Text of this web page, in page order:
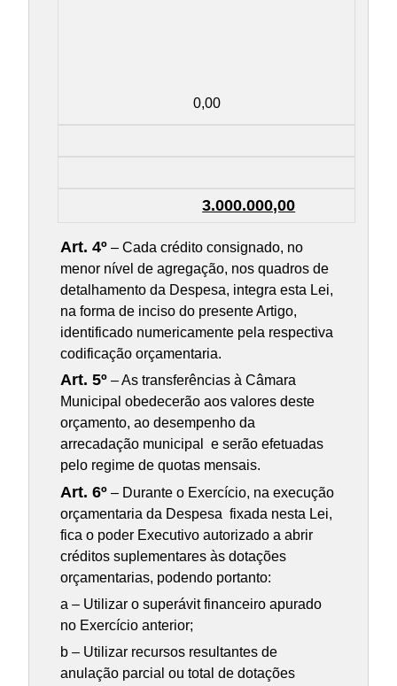
0,00
3.000.000,00
Art. 4º – Cada crédito consignado, no
menor nível de agregação, nos quadros de
detalhamento da Despesa, integra esta Lei,
na forma de inciso do presente Artigo,
identificado numericamente pela respectiva
codificação orçamentaria.
Art. 5º – As transferências à Câmara
Municipal obedecerão aos valores deste
orçamento, ao desempenho da
arrecadação municipal e serão efetuadas
pelo regime de quotas mensais.
Art. 6º – Durante o Exercício, na execução
orçamentaria da Despesa fixada nesta Lei,
fica o poder Executivo autorizado a abrir
créditos suplementares às dotações
orçamentarias, podendo portanto:
a – Utilizar o superávit financeiro apurado
no Exercício anterior;
b – Utilizar recursos resultantes de
anulação parcial ou total de dotações